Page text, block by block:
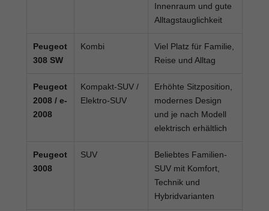
Innenraum und gute
Alltagstauglichkeit
Peugeot
308 SW
Kombi
Viel Platz für Familie,
Reise und Alltag
Peugeot
2008 / e-
2008
Kompakt-SUV /
Elektro-SUV
Erhöhte Sitzposition,
modernes Design
und je nach Modell
elektrisch erhältlich
Peugeot
3008
SUV
Beliebtes Familien-
SUV mit Komfort,
Technik und
Hybridvarianten